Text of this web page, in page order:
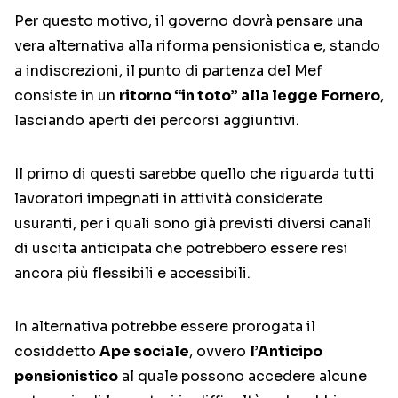
Per questo motivo, il governo dovrà pensare una
vera alternativa alla riforma pensionistica e, stando
a indiscrezioni, il punto di partenza del Mef
consiste in un ritorno “in toto” alla legge Fornero,
lasciando aperti dei percorsi aggiuntivi.
Il primo di questi sarebbe quello che riguarda tutti
lavoratori impegnati in attività considerate
usuranti, per i quali sono già previsti diversi canali
di uscita anticipata che potrebbero essere resi
ancora più flessibili e accessibili.
In alternativa potrebbe essere prorogata il
cosiddetto Ape sociale, ovvero l’Anticipo
pensionistico al quale possono accedere alcune